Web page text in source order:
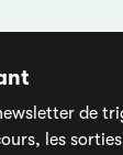
de
les